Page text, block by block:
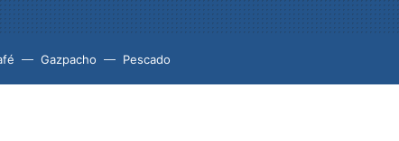
Gazpacho Pescado